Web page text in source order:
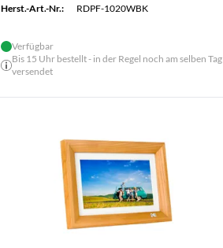
Herst.-Art.-Nr.:
RDPF-1020WBK
Verfügbar
Bis 15 Uhr bestellt - in der Regel noch am selben Tag
versendet